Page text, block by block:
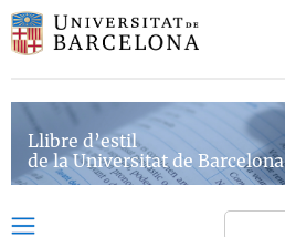
Llibre d’estil
de la Universitat de Barcelona